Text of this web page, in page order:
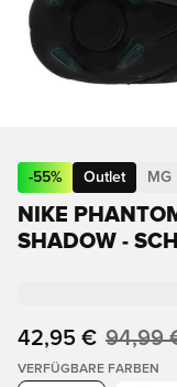
-55% Outlet MG
NIKE
SHADOW -
42,95 € 94,99
VERFÜGBARE FARBEN